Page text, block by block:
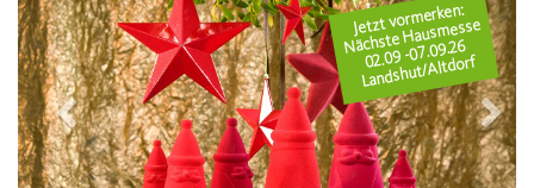
Jetzt vormerken:
Nächste Hausmesse
02.09 -07.09.26
Landshut/Altdorf
Previous Next